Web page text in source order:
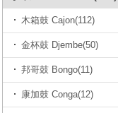
木箱鼓 Cajon(112)
金杯鼓 Djembe(50)
邦哥鼓 Bongo(11)
康加鼓 Conga(12)